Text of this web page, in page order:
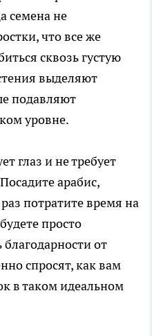
семена не
что все же
сквозь густую
выделяют
подавляют
уровне.
глаз и не требует
арабис,
потратите время на
просто
от
спросят, как вам
в таком идеальном